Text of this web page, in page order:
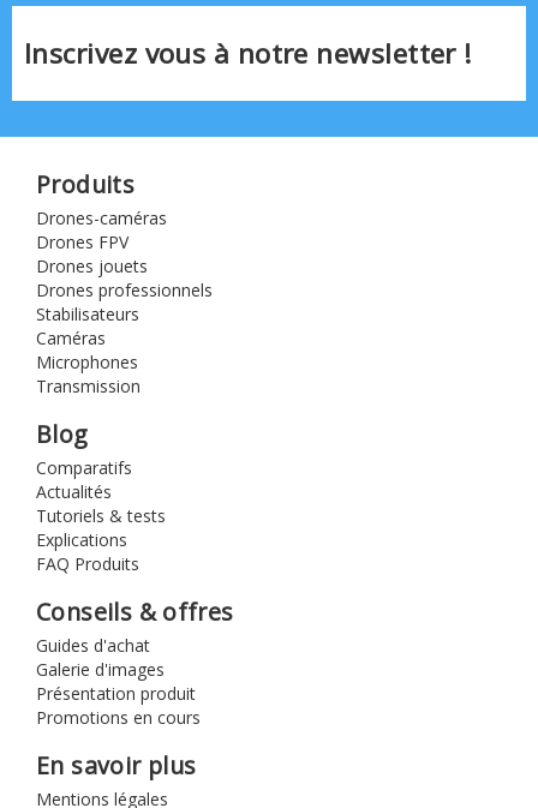
Inscrivez vous à notre newsletter !
Produits
Drones-caméras
Drones FPV
Drones jouets
Drones professionnels
Stabilisateurs
Caméras
Microphones
Transmission
Blog
Comparatifs
Actualités
Tutoriels & tests
Explications
FAQ Produits
Conseils & offres
Guides d'achat
Galerie d'images
Présentation produit
Promotions en cours
En savoir plus
Mentions légales